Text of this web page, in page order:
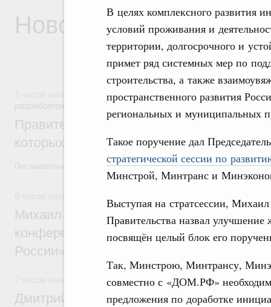
В целях комплексного развития
условий проживания и
территории, долгосрочного и
примет ряд системных мер по
строительства, а также
пространственного развития
региональных и муниципальных
Такое поручение дал
стратегической сессии по
Минстрой, Минтранс и
Выступая на стратсессии,
Правительства назвал
посвящён целый блок его
Так, Минстрою, Минтрансу,
совместно с «ДОМ.РФ»
предложения по доработке
Новости
Государственная политика в сфере
разработок
Правительство расширило перечень
которых освобождаются от НДФЛ
Постановление от 5 августа 2026 года №978
Михаил Мишустин дал поручения по
конференции «Цифровая индустрия
России»
Спорт высших достижений и массовый
Дмитрий Чернышенко и Михаил